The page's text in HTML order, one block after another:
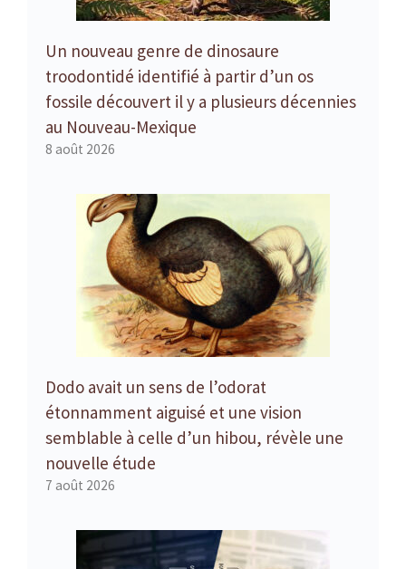
Un nouveau genre de dinosaure
troodontidé identifié à partir d’un os
fossile découvert il y a plusieurs décennies
au Nouveau-Mexique
8 août 2026
Dodo avait un sens de l’odorat
étonnamment aiguisé et une vision
semblable à celle d’un hibou, révèle une
nouvelle étude
7 août 2026